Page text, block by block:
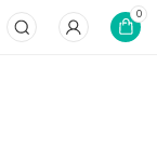
0